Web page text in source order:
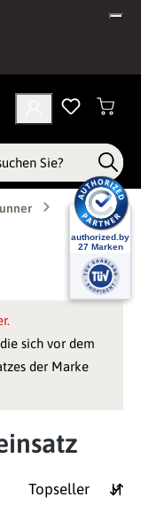
sich vor dem
der Marke